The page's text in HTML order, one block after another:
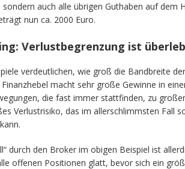
sondern auch alle übrigen Guthaben auf dem
nun ca. 2000 Euro.
Verlustbegrenzung ist
verdeutlichen, wie groß die Bandbreite
macht sehr große Gewinne in
die fast immer stattfinden, zu
Verlustrisiko, das im allerschlimmsten Fall
durch den Broker im obigen Beispiel ist
offenen Positionen glatt, bevor sich ein